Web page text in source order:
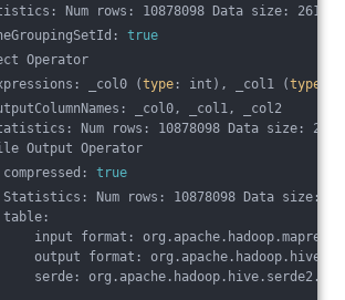
rows: 10878098 Data size: 261074352
true
_col0 (type : int), _col1 (type
_col0, _col1, _col2
rows: 10878098 Data size: 261074352
Operator
true
rows: 10878098 Data size: